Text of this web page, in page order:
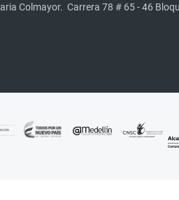
Colmayor. Carrera 78 # 65 - 46